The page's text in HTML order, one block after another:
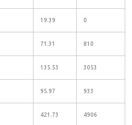
19.39 0
71.31 810
135.53 3053
95.97 933
421.73 4906